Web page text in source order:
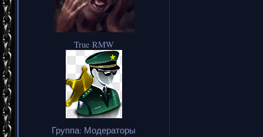
True RMW
Группа: Модераторы